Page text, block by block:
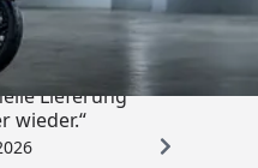
/ 5
Lieferung
wieder.“